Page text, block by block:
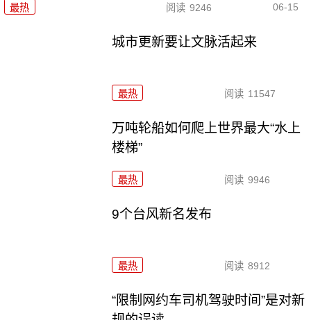
最热 阅读 9246 06-15
城市更新要让文脉活起来
最热 阅读 11547
万吨轮船如何爬上世界最大“水上
楼梯”
最热 阅读 9946
9个台风新名发布
最热 阅读 8912
“限制网约车司机驾驶时间”是对新